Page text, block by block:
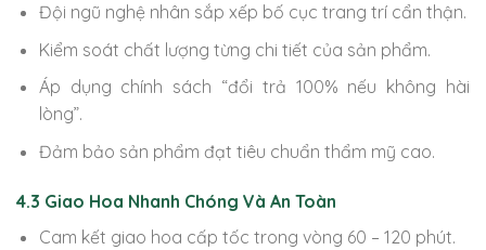
Đội ngũ nghệ nhân sắp xếp bố cục trang trí cẩn thận.
Kiểm soát chất lượng từng chi tiết của sản phẩm.
Áp dụng chính sách “đổi trả 100% nếu không hài
lòng”.
Đảm bảo sản phẩm đạt tiêu chuẩn thẩm mỹ cao.
4.3 Giao Hoa Nhanh Chóng Và An Toàn
Cam kết giao hoa cấp tốc trong vòng 60 – 120 phút.